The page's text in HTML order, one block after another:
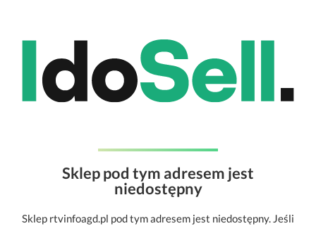
Sklep pod tym adresem jest
niedostępny
Sklep rtvinfoagd.pl pod tym adresem jest niedostępny. Jeśli